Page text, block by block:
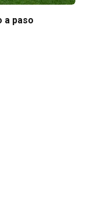
a paso